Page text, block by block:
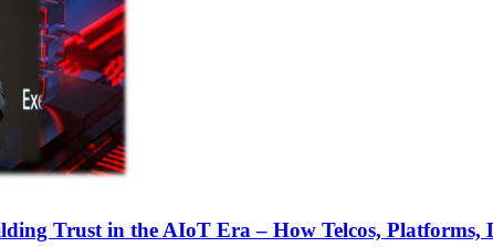
Trust in the AIoT Era – How Telcos, Platforms,